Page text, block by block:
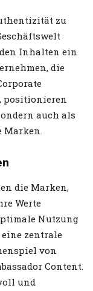
zu
Inhalten ein
die
positionieren
auch als
Marken.
die Marken,
Werte
Nutzung
zentrale
von
Content.
und